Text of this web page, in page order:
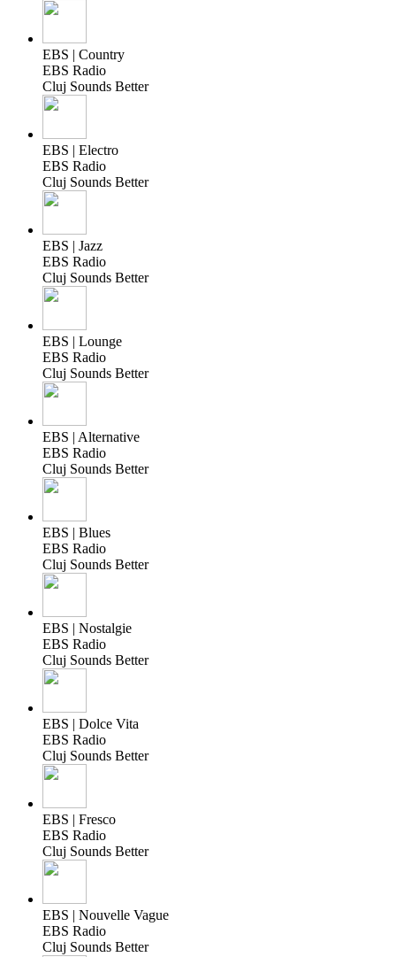
EBS | Country
EBS Radio
Cluj Sounds Better
EBS | Electro
EBS Radio
Cluj Sounds Better
EBS | Jazz
EBS Radio
Cluj Sounds Better
EBS | Lounge
EBS Radio
Cluj Sounds Better
EBS | Alternative
EBS Radio
Cluj Sounds Better
EBS | Blues
EBS Radio
Cluj Sounds Better
EBS | Nostalgie
EBS Radio
Cluj Sounds Better
EBS | Dolce Vita
EBS Radio
Cluj Sounds Better
EBS | Fresco
EBS Radio
Cluj Sounds Better
EBS | Nouvelle Vague
EBS Radio
Cluj Sounds Better